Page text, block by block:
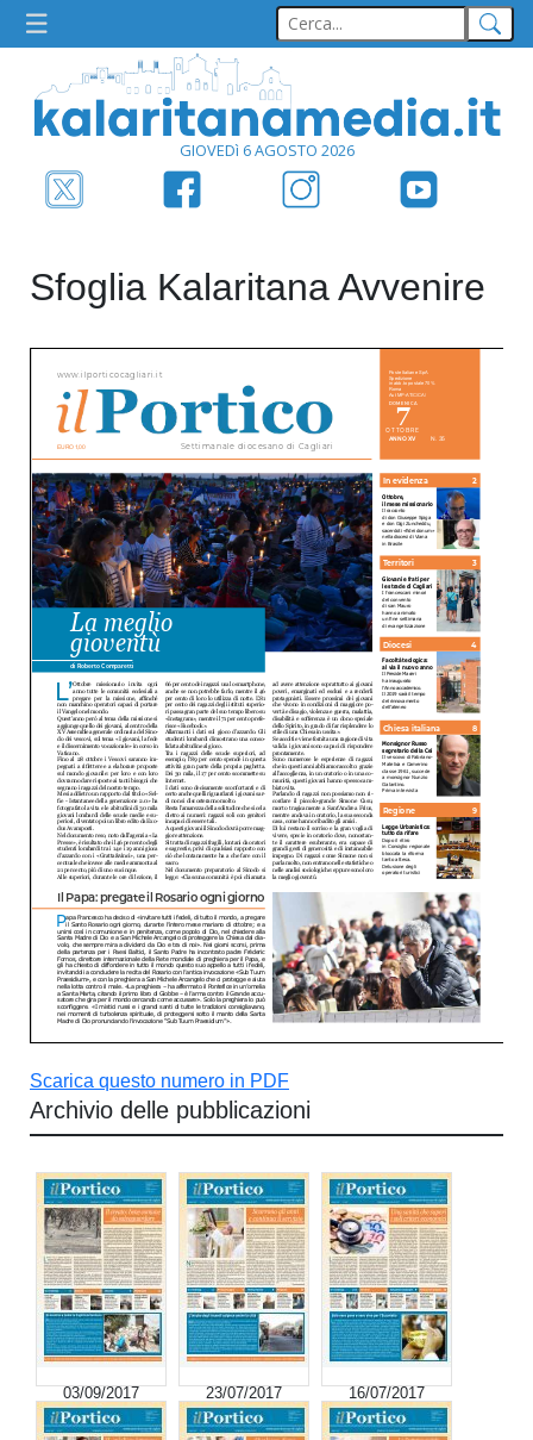
GIOVEDì 6 AGOSTO 2026
Sfoglia Kalaritana Avvenire
Scarica questo numero in PDF
Archivio delle pubblicazioni
03/09/2017 23/07/2017 16/07/2017